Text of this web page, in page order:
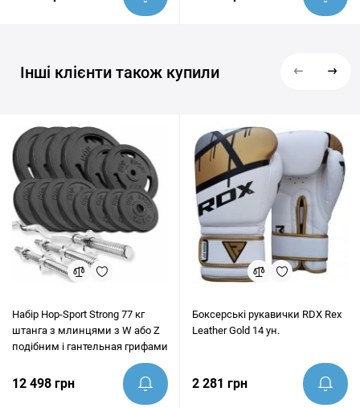
Інші клієнти також купили
Набір Hop-Sport Strong 77 кг
штанга з млинцями з W або Z
подібним і гантельная грифами
12 498 грн
Боксерські рукавички RDX Rex
Leather Gold 14 ун.
2 281 грн